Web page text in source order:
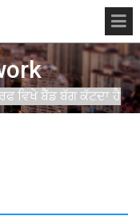
ਵਿਖੇ ਬੈੱਡ ਬੱਗ ਕੱਟਦਾ ਹੈ